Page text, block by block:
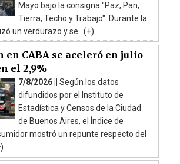
Mayo bajo la consigna "Paz, Pan,
Tierra, Techo y Trabajo". Durante la
un verdurazo y se...(+)
en CABA se aceleró en julio
el 2,9%
7/8/2026 || Según los datos
difundidos por el Instituto de
Estadística y Censos de la Ciudad
de Buenos Aires, el Índice de
mostró un repunte respecto del